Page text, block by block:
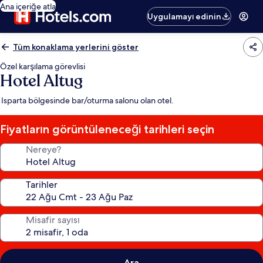
Ana içeriğe atla
Uygulamayı edinin
Tüm konaklama yerlerini göster
Özel karşılama görevlisi
Hotel Altug
Isparta bölgesinde bar/oturma salonu olan otel.
Fiyatların görüntüleneceği tarihleri seçin
Nereye?
Tarihler
Misafir sayısı